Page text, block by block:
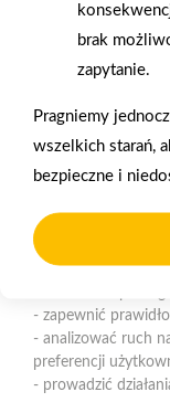
Gwarancja
naszych
telefoniczne
ul. Św. Ducha 12,
brak
zapytanie.
Pragniemy
wszelkich starań,
bezpieczne i
zapewnienia
użytkowania oraz
Czym są pliki
Cookies to
użytkownika
odczytywane przez
partnerów, np.
Do czego
- zapewnić
- analizować ruch
preferencji
- prowadzić